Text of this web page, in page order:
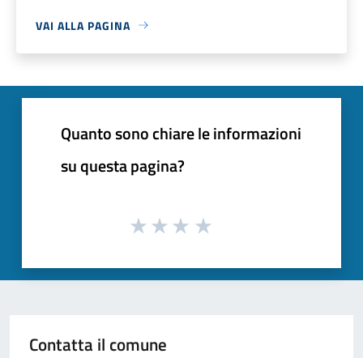
VAI ALLA PAGINA
Quanto sono chiare le informazioni
su questa pagina?
Contatta il comune